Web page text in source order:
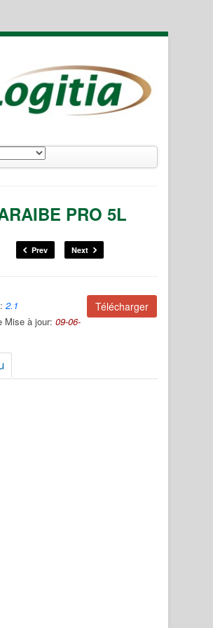
PRO 5L
Prev Next
Télécharger
2.1
Mise à jour: 09-06-